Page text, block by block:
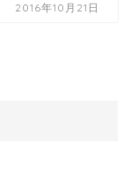
2016年10月21日